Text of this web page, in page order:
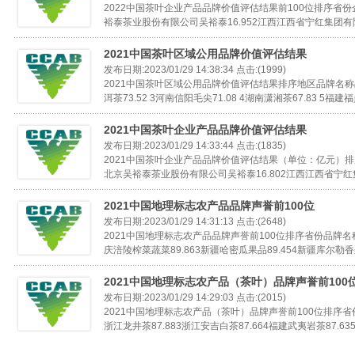
2022中国茶叶企业产品品牌价值评估结果前100位排序省
裕泰茶业股份有限公司吴裕泰16.952江西江西省宁红集团
2021中国茶叶区域公用品牌价值评估结果
发布日期:2023/01/29 14:38:34 点击:(1999)
2021中国茶叶区域公用品牌价值评估结果排序地区品牌名
洱茶73.52 3河南信阳毛尖71.08 4湖南潇湘茶67.83 5福建
2021中国茶叶企业产品品牌价值评估结果
发布日期:2023/01/29 14:33:44 点击:(1835)
2021中国茶叶企业产品品牌价值评估结果（单位：亿元）
北京吴裕泰茶业股份有限公司吴裕泰16.802江西江西省宁
2021中国地理标志农产品品牌声誉前100位
发布日期:2023/01/29 14:31:13 点击:(2648)
2021中国地理标志农产品品牌声誉前100位排序省份品牌
庆涪陵榨菜蔬菜89.863新疆哈密瓜果品89.454新疆库尔勒
2021中国地理标志农产品（茶叶）品牌声誉前100
发布日期:2023/01/29 14:29:03 点击:(2015)
2021中国地理标志农产品（茶叶）品牌声誉前100位排序
浙江龙井茶87.883浙江安吉白茶87.664福建武夷岩茶